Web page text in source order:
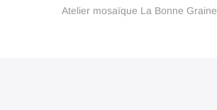
de
post:
Atelier mosaïque La Bonne Graine